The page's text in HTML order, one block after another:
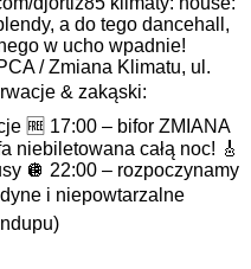
a do tego dancehall,
w ucho wpadnie!
/ Zmiana Klimatu, ul.
& zakąski:
🆓 17:00 – bifor ZMIANA
niebiletowana całą noc! 🎸
🪩 22:00 – rozpoczynamy
i niepowtarzalne